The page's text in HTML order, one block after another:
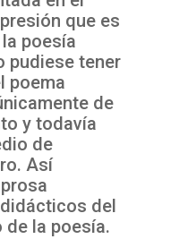
que es
poesía
pudiese tener
poema
de
y todavía
de
Así
del
la poesía.